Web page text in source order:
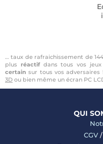
… taux de rafraichissement de
plus réactifdans tous vos
certain sur tous vos adversaires
3D ou bien même un écran PC
QUI
CGV/